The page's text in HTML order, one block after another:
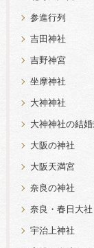
参進行列
吉田神社
吉野神宮
坐摩神社
大神神社
大神神社の結
大阪の神社
大阪天満宮
奈良の神社
奈良・春日大社
宇治上神社